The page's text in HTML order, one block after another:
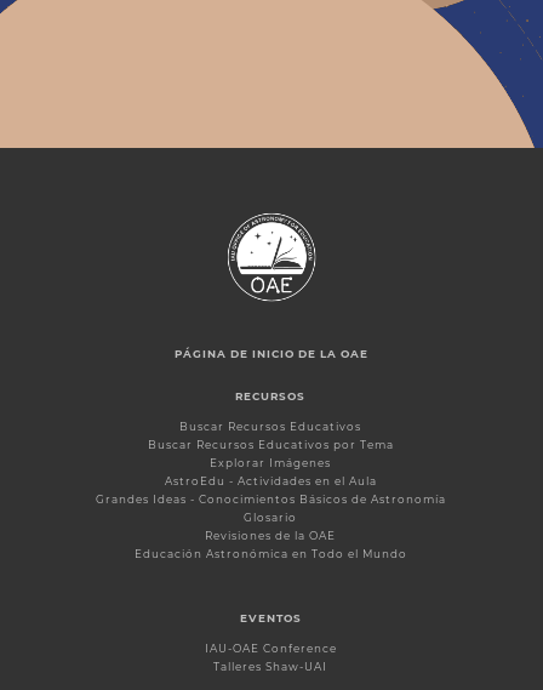
PÁGINA DE INICIO DE LA OAE
RECURSOS
Buscar Recursos Educativos
Buscar Recursos Educativos por Tema
Explorar Imágenes
AstroEdu - Actividades en el Aula
Grandes Ideas - Conocimientos Básicos de Astronomía
Glosario
Revisiones de la OAE
Educación Astronómica en Todo el Mundo
EVENTOS
IAU-OAE Conference
Talleres Shaw-UAI